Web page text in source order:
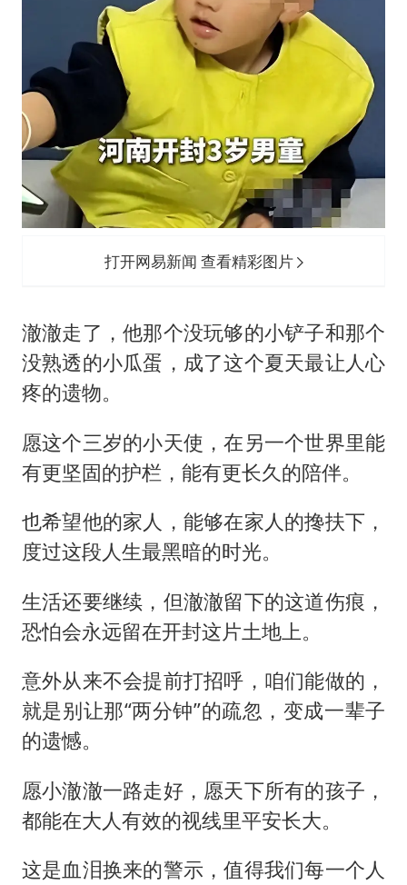
打开网易新闻 查看精彩图片
澈澈走了，他那个没玩够的小铲子和那个
没熟透的小瓜蛋，成了这个夏天最让人心
疼的遗物。
愿这个三岁的小天使，在另一个世界里能
有更坚固的护栏，能有更长久的陪伴。
也希望他的家人，能够在家人的搀扶下，
度过这段人生最黑暗的时光。
生活还要继续，但澈澈留下的这道伤痕，
恐怕会永远留在开封这片土地上。
意外从来不会提前打招呼，咱们能做的，
就是别让那“两分钟”的疏忽，变成一辈子
的遗憾。
愿小澈澈一路走好，愿天下所有的孩子，
都能在大人有效的视线里平安长大。
这是血泪换来的警示，值得我们每一个人